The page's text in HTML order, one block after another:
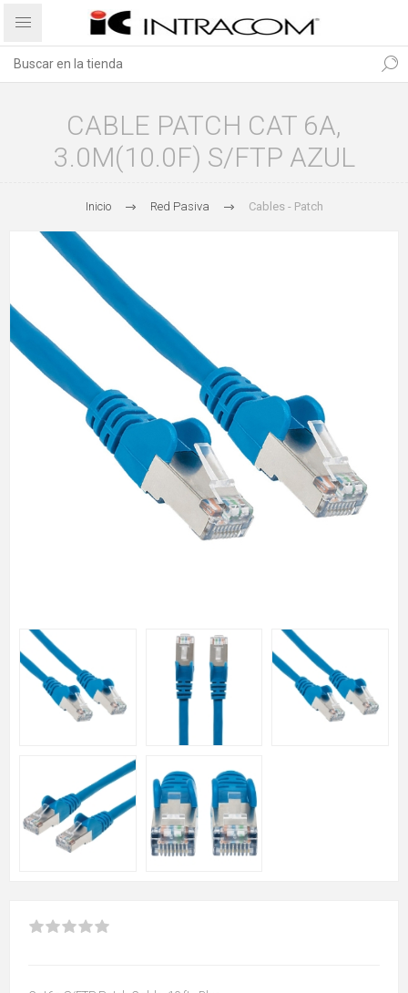
CABLE PATCH CAT 6A,
3.0M(10.0F) S/FTP AZUL
Inicio Red Pasiva Cables - Patch